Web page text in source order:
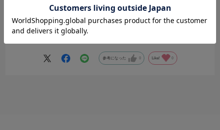
私の求めていた丈感でした。
なかなか短すぎず、長すぎずなニット系トップスは少なくて、、
色味もとても可愛く、ボタンのところのデザインが少しうねうねして
参考になった 0 Like! 0